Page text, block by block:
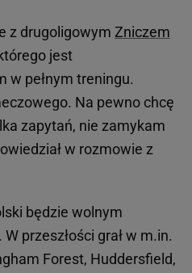
z drugoligowym Zniczem
jest
w pełnym treningu.
Na pewno chcę
zapytań, nie zamykam
w rozmowie z
będzie wolnym
przeszłości grał w m.in.
Forest, Huddersfield,